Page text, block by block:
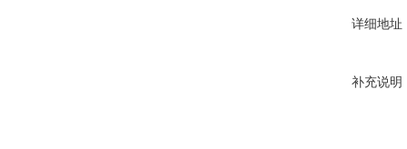
详细地址
补充说明